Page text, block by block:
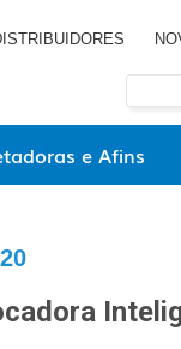
e Afins